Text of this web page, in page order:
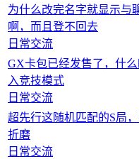
为什么改完名字就显示与
啊，而且登不回去
日常交流
GX卡包已经发售了，什
入竞技模式
日常交流
超先行这随机匹配的S局
折磨
日常交流